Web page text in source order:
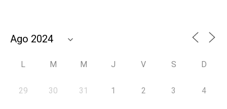
L M M J V S D
29 30 31 1 2 3 4